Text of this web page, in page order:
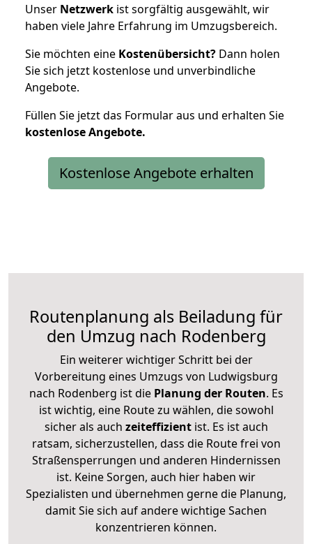
Unser Netzwerk ist sorgfältig ausgewählt, wir
haben viele Jahre Erfahrung im Umzugsbereich.
Sie möchten eine Kostenübersicht? Dann holen
Sie sich jetzt kostenlose und unverbindliche
Angebote.
Füllen Sie jetzt das Formular aus und erhalten Sie
kostenloseAngebote.
Kostenlose Angebote erhalten
Routenplanung als Beiladung für
den Umzug nach Rodenberg
Ein weiterer wichtiger Schritt bei der
Vorbereitung eines Umzugs von Ludwigsburg
nach Rodenberg ist diePlanung der Routen. Es
ist wichtig, eine Route zu wählen, die sowohl
sicher als auch zeiteffizientist. Es ist auch
ratsam, sicherzustellen, dass die Route frei von
Straßensperrungen und anderen Hindernissen
ist. Keine Sorgen, auch hier haben wir
Spezialisten und übernehmen gerne die Planung,
damit Sie sich auf andere wichtige Sachen
konzentrieren können.